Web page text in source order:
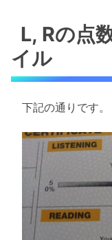
L, Rの点
イル
下記の通りです。